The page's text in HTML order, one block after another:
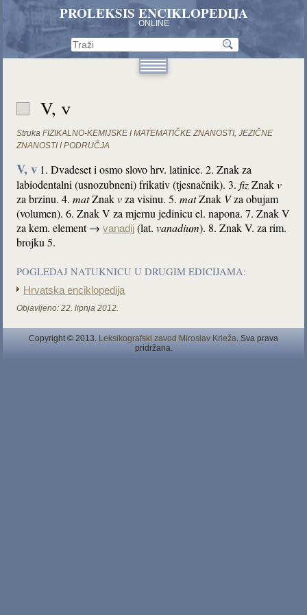
PROLEKSIS ENCIKLOPEDIJA
ONLINE
V, v
Struka FIZIKALNO-KEMIJSKE I MATEMATIČKE ZNANOSTI,JEZIČNE
ZNANOSTI I PODRUČJA
V, v 1. Dvadeset i osmo slovo hrv. latinice. 2. Znak za
labiodentalni (usnozubneni) frikativ (tjesnačnik). 3.fizZnakv
za brzinu. 4.matZnakvza visinu. 5.matZnak Vza obujam
(volumen). 6. Znak V za mjernu jedinicu el. napona. 7. Znak V
za kem. element →vanadij (lat.vanadium). 8. Znak V. za rim.
brojku 5.
POGLEDAJ NATUKNICU U DRUGIM EDICIJAMA:
Hrvatska enciklopedija
Objavljeno: 22. lipnja 2012.
Copyright © 2013. Leksikografski zavod Miroslav Krleža. Sva prava
pridržana.